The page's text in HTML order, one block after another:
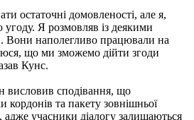
остаточні домовленості, але я,
угоду. Я розмовляв із деякими
Вони наполегливо працювали на
що ми зможемо дійти згоди
Кунс.
висловив сподівання, що
кордонів та пакету зовнішньої
учасники діалогу залишаються